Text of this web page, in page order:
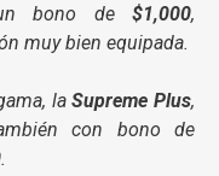
bono de $1,000,
muy bien equipada.
laSupreme Plus,
con bono de
.